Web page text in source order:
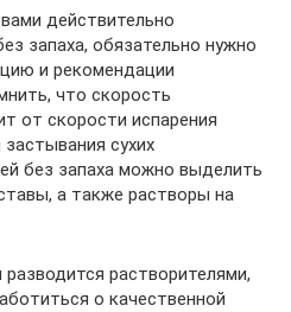
действительно
запаха, обязательно нужно
и рекомендации
что скорость
от скорости испарения
сухих
без запаха можно выделить
а также растворы на
растворителями,
о качественной